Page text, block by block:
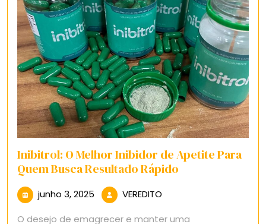
Inibitrol: O Melhor Inibidor de Apetite Para
Quem Busca Resultado Rápido
junho 3, 2025 junho
2025
VEREDITO
O desejo de emagrecer e manter uma